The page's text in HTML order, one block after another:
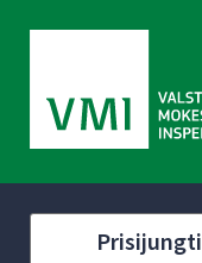
Prisijungti